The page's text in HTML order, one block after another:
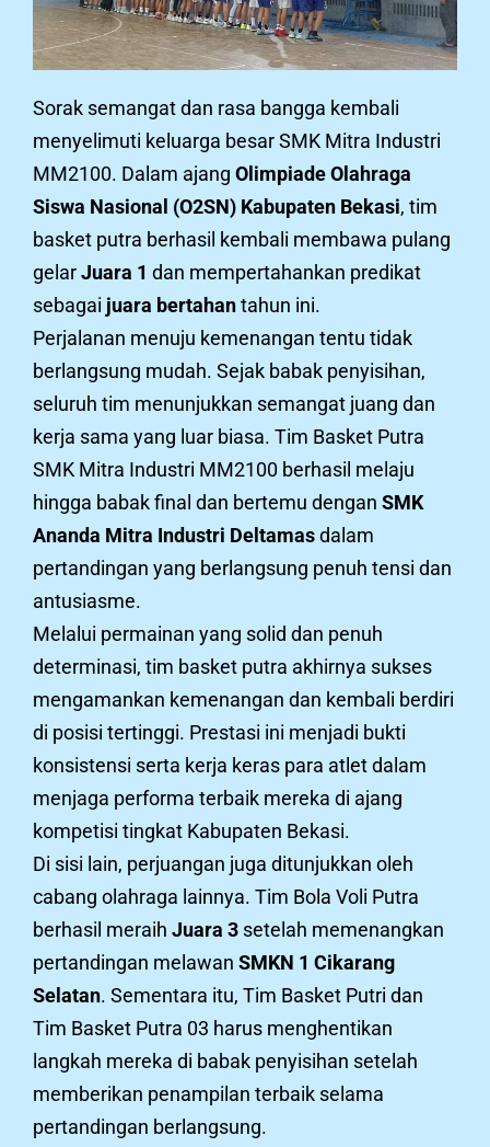
Sorak semangat dan rasa bangga kembali
menyelimuti keluarga besar SMK Mitra Industri
MM2100. Dalam ajang Olimpiade Olahraga
Siswa Nasional (O2SN) Kabupaten Bekasi, tim
basket putra berhasil kembali membawa pulang
gelarJuara 1 dan mempertahankan predikat
sebagai juara bertahantahun ini.
Perjalanan menuju kemenangan tentu tidak
berlangsung mudah. Sejak babak penyisihan,
seluruh tim menunjukkan semangat juang dan
kerja sama yang luar biasa. Tim Basket Putra
SMK Mitra Industri MM2100 berhasil melaju
hingga babak final dan bertemu dengan SMK
Ananda Mitra Industri Deltamasdalam
pertandingan yang berlangsung penuh tensi dan
antusiasme.
Melalui permainan yang solid dan penuh
determinasi, tim basket putra akhirnya sukses
mengamankan kemenangan dan kembali berdiri
di posisi tertinggi. Prestasi ini menjadi bukti
konsistensi serta kerja keras para atlet dalam
menjaga performa terbaik mereka di ajang
kompetisi tingkat Kabupaten Bekasi.
Di sisi lain, perjuangan juga ditunjukkan oleh
cabang olahraga lainnya. Tim Bola Voli Putra
berhasil meraih Juara 3 setelah memenangkan
pertandingan melawan SMKN 1 Cikarang
Selatan. Sementara itu, Tim Basket Putri dan
Tim Basket Putra 03 harus menghentikan
langkah mereka di babak penyisihan setelah
memberikan penampilan terbaik selama
pertandingan berlangsung.